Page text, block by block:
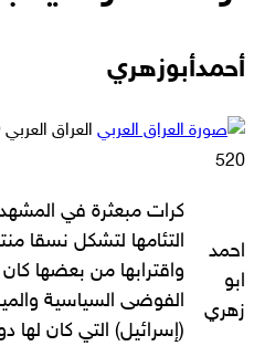
أحمدأبوزهري
العراق العربي
520
احمد
ابو
زهري
كرات مبعثرة في
التئامها لتشكل نسقا
واقترابها من بعضها
الفوضى السياسية
(إسرائيل) التي كان لها